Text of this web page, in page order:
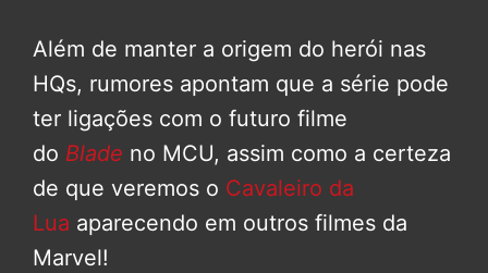
Além de manter a origem do herói nas
HQs, rumores apontam que a série pode
ter ligações com o futuro filme
do Blade no MCU, assim como a certeza
de que veremos o Cavaleiro da
Lua aparecendo em outros filmes da
Marvel!